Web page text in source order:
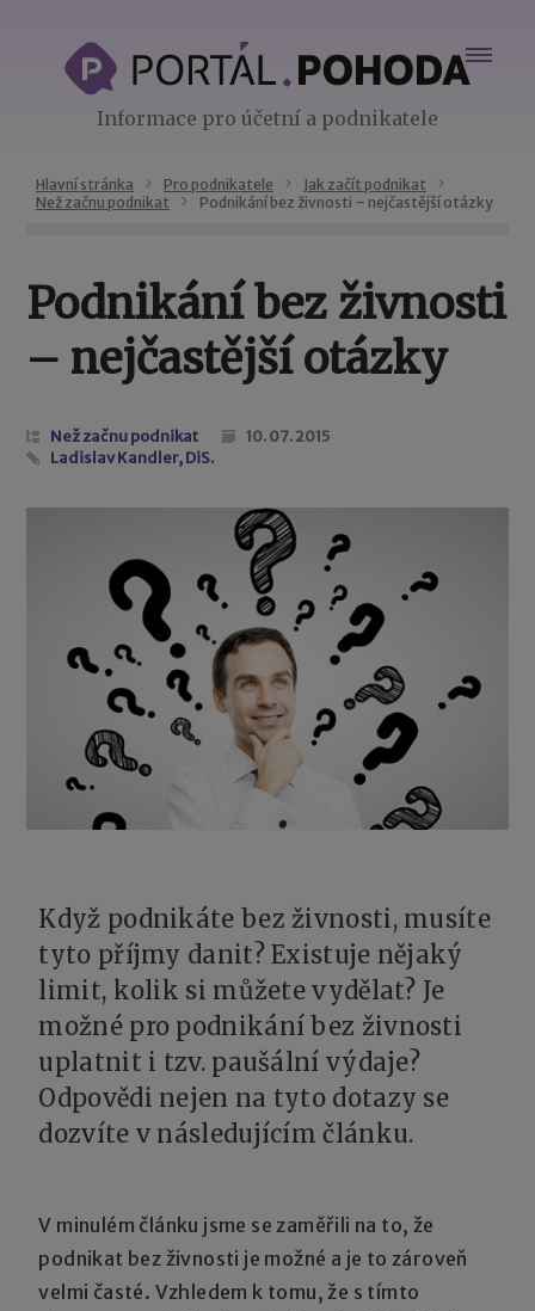
Informace pro účetní a podnikatele
Hlavní stránka Pro podnikatele
Jak začít podnikat
Než začnu podnikat
Podnikání bez živnosti – nejčastější otázky
Podnikání bez živnosti
– nejčastější otázky
Než začnu podnikat
10. 07. 2015
Ladislav Kandler, DiS.
Když podnikáte bez živnosti, musíte
tyto příjmy danit? Existuje nějaký
limit, kolik si můžete vydělat? Je
možné pro podnikání bez živnosti
uplatnit i tzv. paušální výdaje?
Odpovědi nejen na tyto dotazy se
dozvíte v následujícím článku.
V minulém článku jsme se zaměřili na to, že
podnikat bez živnosti je možné a je to zároveň
velmi časté. Vzhledem k tomu, že s tímto